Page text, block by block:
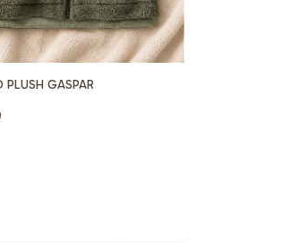
PLUSH GASPAR